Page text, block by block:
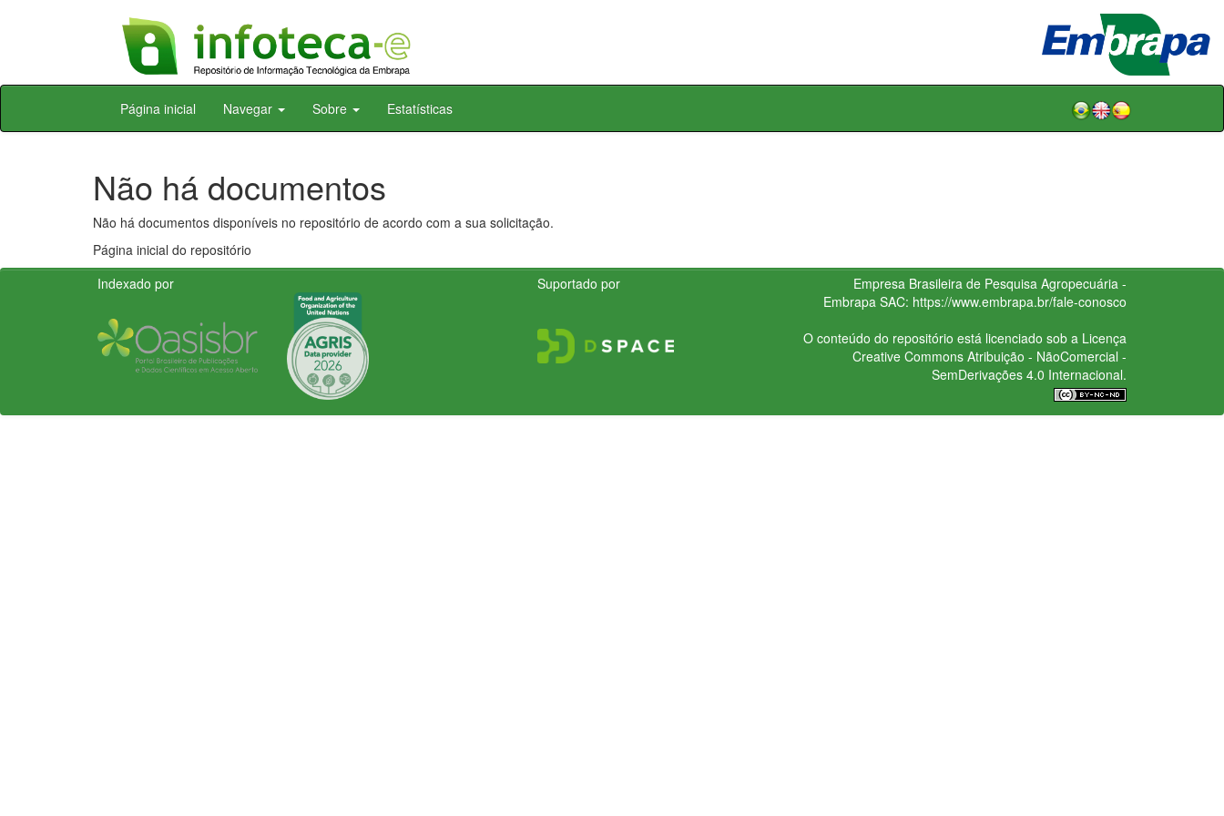
Skip
Página inicial Navegar Sobre Estatísticas
Não há documentos
Não há documentos disponíveis no repositório de acordo com a sua solicitação.
Página inicial do repositório
Indexado por
Suportado por
Empresa Brasileira de Pesquisa Agropecuária -
Embrapa SAC: https://www.embrapa.br/fale-conosco
O conteúdo do repositório está licenciado sob a Licença
Creative CommonsAtribuição - NãoComercial -
SemDerivações 4.0 Internacional.